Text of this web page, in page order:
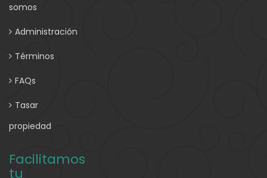
somos
Administración
Términos
FAQs
Tasar
propiedad
Facilitamos
tu